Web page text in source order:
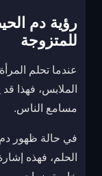
رؤية دم
للمتزوجة
عندما تحلم
الملابس، فهذا
مسامع الناس.
في حالة ظهور دم
الحلم، فهذه